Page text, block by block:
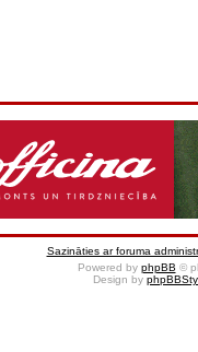
Sazināties ar foruma
Powered by phpBB ©
Design by